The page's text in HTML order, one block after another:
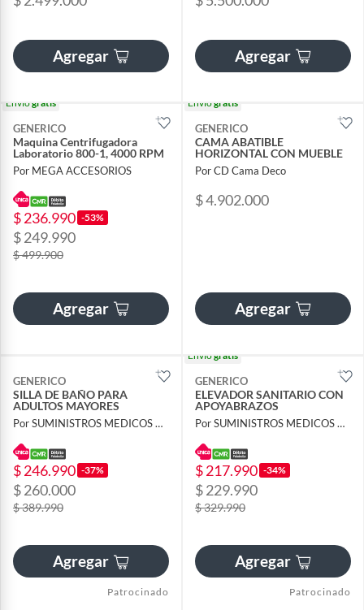
Agregar Agregar
Envíogratis
GENERICO
Maquina Centrifugadora
Laboratorio 800-1, 4000 RPM
Por MEGA ACCESORIOS
$ 236.990 -53%
$ 249.990
$ 499.900
Agregar
Envíogratis
GENERICO
CAMA ABATIBLE
HORIZONTAL CON MUEBLE
Por CD Cama Deco
$ 4.902.000
Agregar
GENERICO
SILLA DE BAÑO PARA
ADULTOS MAYORES
Por SUMINISTROS MEDICOS A&G S.A.S.
$ 246.990 -37%
$ 260.000
$ 389.990
Agregar
Patrocinado
Envíogratis
GENERICO
ELEVADOR SANITARIO CON
APOYABRAZOS
Por SUMINISTROS MEDICOS A&G S.A.S.
$ 217.990 -34%
$ 229.990
$ 329.990
Agregar
Patrocinado